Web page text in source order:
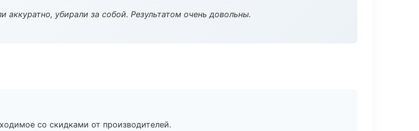
аккуратно, убирали за собой. Результатом очень довольны.
со скидками от производителей.